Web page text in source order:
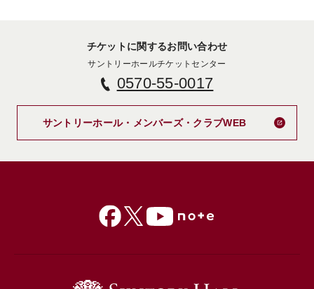
チケットに関するお問い合わせ
サントリーホールチケットセンター
0570-55-0017
サントリーホール・メンバーズ・クラブWEB